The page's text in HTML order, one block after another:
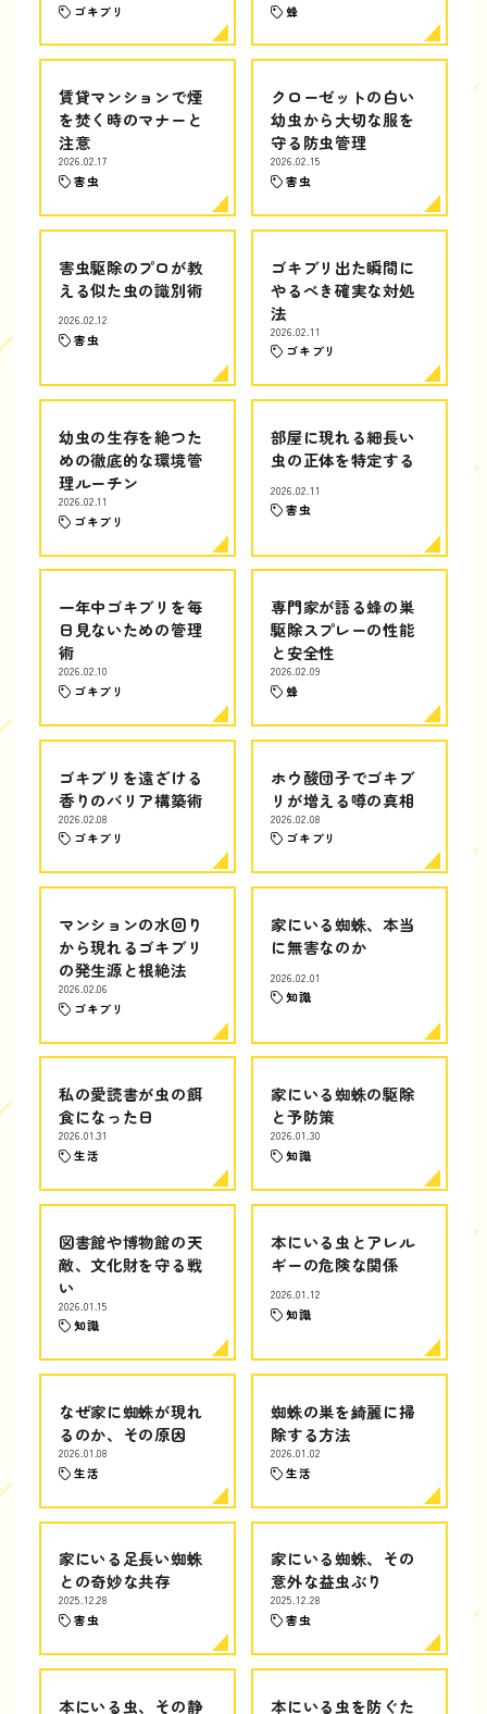
ゴキブリ 蜂
賃貸マンションで煙
を焚く時のマナーと
注意
2026.02.17
害虫
クローゼットの白い
幼虫から大切な服を
守る防虫管理
2026.02.15
害虫
害虫駆除のプロが教
える似た虫の識別術
2026.02.12
害虫
ゴキブリ出た瞬間に
やるべき確実な対処
法
2026.02.11
ゴキブリ
幼虫の生存を絶つた
めの徹底的な環境管
理ルーチン
2026.02.11
ゴキブリ
部屋に現れる細長い
虫の正体を特定する
2026.02.11
害虫
一年中ゴキブリを毎
日見ないための管理
術
2026.02.10
ゴキブリ
専門家が語る蜂の巣
駆除スプレーの性能
と安全性
2026.02.09
蜂
ゴキブリを遠ざける
香りのバリア構築術
2026.02.08
ゴキブリ
ホウ酸団子でゴキブ
リが増える噂の真相
2026.02.08
ゴキブリ
マンションの水回り
から現れるゴキブリ
の発生源と根絶法
2026.02.06
ゴキブリ
家にいる蜘蛛、本当
に無害なのか
2026.02.01
知識
私の愛読書が虫の餌
食になった日
2026.01.31
生活
家にいる蜘蛛の駆除
と予防策
2026.01.30
知識
図書館や博物館の天
敵、文化財を守る戦
い
2026.01.15
知識
本にいる虫とアレル
ギーの危険な関係
2026.01.12
知識
なぜ家に蜘蛛が現れ
るのか、その原因
2026.01.08
生活
蜘蛛の巣を綺麗に掃
除する方法
2026.01.02
生活
家にいる足長い蜘蛛
との奇妙な共存
2025.12.28
害虫
家にいる蜘蛛、その
意外な益虫ぶり
2025.12.28
害虫
本にいる虫、その静 本にいる虫を防ぐた